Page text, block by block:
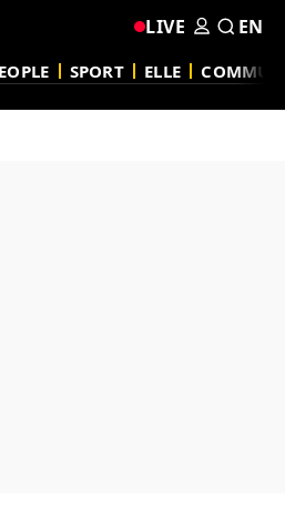
SPORT ELLE
LIVE EN